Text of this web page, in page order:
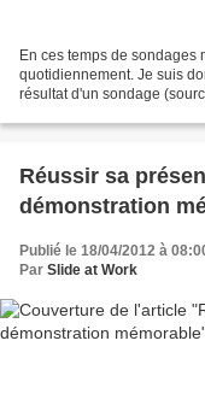
En ces temps de sondages
quotidiennement. Je suis
résultat d'un sondage
Réussir sa
démonstration
Publié le 18/04/2012 à
Par Slide at Work